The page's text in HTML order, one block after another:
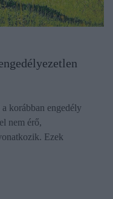
korábban engedély
nem érő,
Ezek